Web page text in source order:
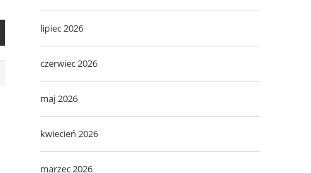
lipiec 2026
czerwiec 2026
maj 2026
kwiecień 2026
marzec 2026